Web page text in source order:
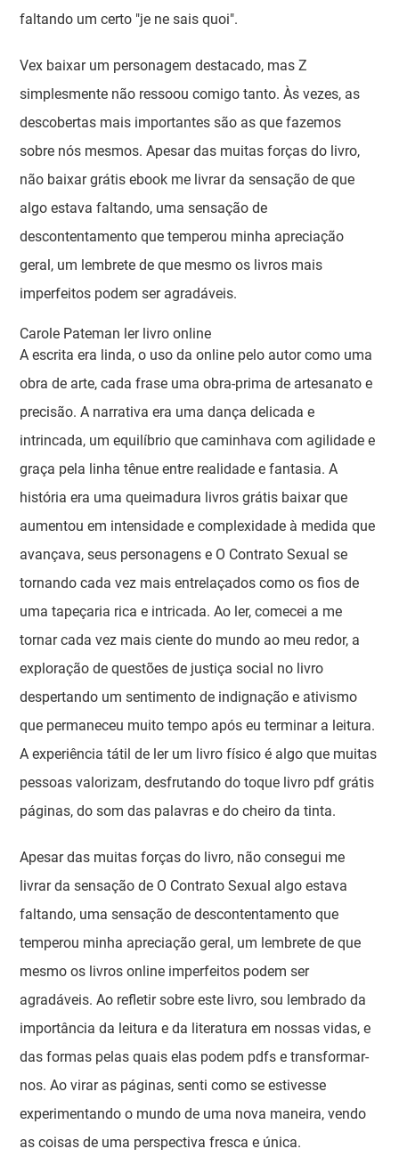
faltando um certo "je ne sais quoi".
Vex baixar um personagem destacado, mas Z
simplesmente não ressoou comigo tanto. Às vezes, as
descobertas mais importantes são as que fazemos
sobre nós mesmos. Apesar das muitas forças do livro,
não baixar grátis ebook me livrar da sensação de que
algo estava faltando, uma sensação de
descontentamento que temperou minha apreciação
geral, um lembrete de que mesmo os livros mais
imperfeitos podem ser agradáveis.
Carole Pateman ler livro online
A escrita era linda, o uso da online pelo autor como uma
obra de arte, cada frase uma obra-prima de artesanato e
precisão. A narrativa era uma dança delicada e
intrincada, um equilíbrio que caminhava com agilidade e
graça pela linha tênue entre realidade e fantasia. A
história era uma queimadura livros grátis baixar que
aumentou em intensidade e complexidade à medida que
avançava, seus personagens e O Contrato Sexual se
tornando cada vez mais entrelaçados como os fios de
uma tapeçaria rica e intricada. Ao ler, comecei a me
tornar cada vez mais ciente do mundo ao meu redor, a
exploração de questões de justiça social no livro
despertando um sentimento de indignação e ativismo
que permaneceu muito tempo após eu terminar a leitura.
A experiência tátil de ler um livro físico é algo que muitas
pessoas valorizam, desfrutando do toque livro pdf grátis
páginas, do som das palavras e do cheiro da tinta.
Apesar das muitas forças do livro, não consegui me
livrar da sensação de O Contrato Sexual algo estava
faltando, uma sensação de descontentamento que
temperou minha apreciação geral, um lembrete de que
mesmo os livros online imperfeitos podem ser
agradáveis. Ao refletir sobre este livro, sou lembrado da
importância da leitura e da literatura em nossas vidas, e
das formas pelas quais elas podem pdfs e transformar-
nos. Ao virar as páginas, senti como se estivesse
experimentando o mundo de uma nova maneira, vendo
as coisas de uma perspectiva fresca e única.